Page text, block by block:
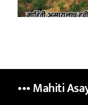
••• Mahiti